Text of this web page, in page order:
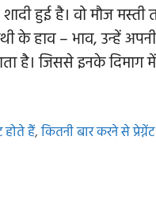
हुई है। वो मौज
के हाव – भाव, उन्हें
है। जिससे इनके
होते हैं,कितनी बार करने से